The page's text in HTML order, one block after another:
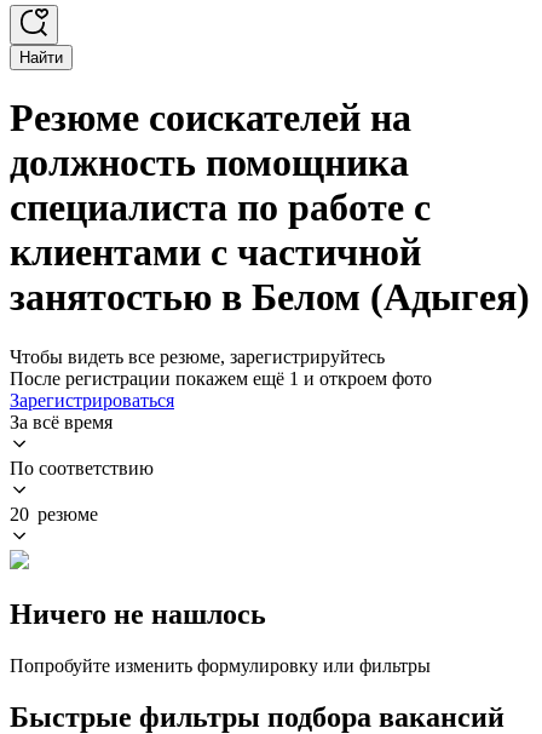
Найти
Резюме соискателей на
должность помощника
специалиста по работе с
клиентами с частичной
занятостью в Белом (Адыгея)
Чтобы видеть все резюме, зарегистрируйтесь
После регистрации покажем ещё 1 и откроем фото
Зарегистрироваться
За всё время
По соответствию
20 резюме
Ничего не нашлось
Попробуйте изменить формулировку или фильтры
Быстрые фильтры подбора вакансий